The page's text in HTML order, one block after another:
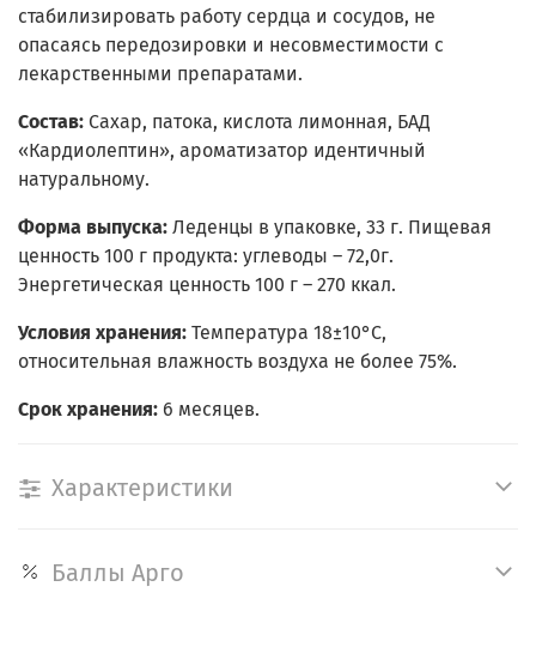
стабилизировать работу сердца и сосудов, не
опасаясь передозировки и несовместимости с
лекарственными препаратами.
Состав: Сахар, патока, кислота лимонная, БАД
«Кардиолептин», ароматизатор идентичный
натуральному.
Форма выпуска: Леденцы в упаковке, 33 г. Пищевая
ценность 100 г продукта: углеводы – 72,0г.
Энергетическая ценность 100 г – 270 ккал.
Условия хранения: Температура 18±10°С,
относительная влажность воздуха не более 75%.
Срок хранения: 6 месяцев.
Характеристики
Баллы Арго